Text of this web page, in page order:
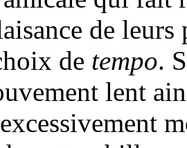
de
de tempo.
lent